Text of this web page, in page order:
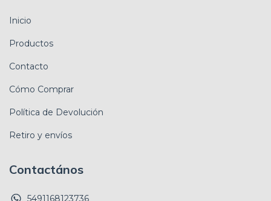
Inicio
Productos
Contacto
Cómo Comprar
Política de Devolución
Retiro y envíos
Contactános
5491168123736